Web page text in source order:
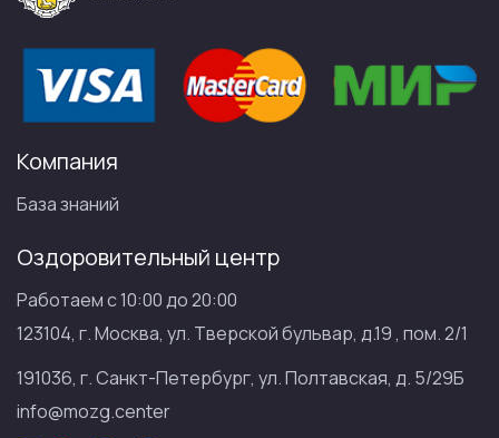
Компания
База знаний
Оздоровительный центр
Работаем с 10:00 до 20:00
123104, г. Москва, ул. Тверской бульвар, д.19 , пом. 2/1
191036, г. Санкт-Петербург, ул. Полтавская, д. 5/29Б
info@mozg.center